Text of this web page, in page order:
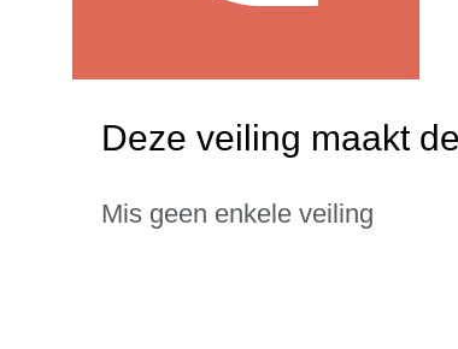
Deze veiling maakt
Mis geen enkele veiling